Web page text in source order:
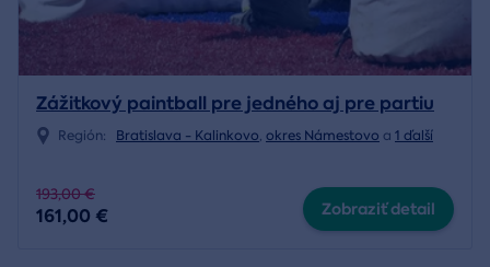
Zážitkový paintball pre jedného aj pre partiu
Región: Bratislava - Kalinkovo, okres Námestovo a 1 ďalší
193,00 €
161,00 € Zobraziť detail